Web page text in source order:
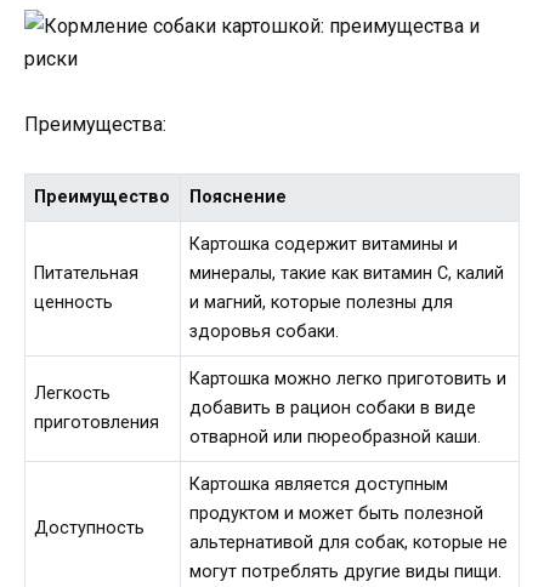
Преимущества:
Преимущество Пояснение
Питательная
ценность
Картошка содержит витамины и
минералы, такие как витамин С, калий
и магний, которые полезны для
здоровья собаки.
Легкость
приготовления
Картошка можно легко приготовить и
добавить в рацион собаки в виде
отварной или пюреобразной каши.
Доступность
Картошка является доступным
продуктом и может быть полезной
альтернативой для собак, которые не
могут потреблять другие виды пищи.